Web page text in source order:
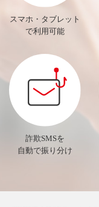
スマホ・タブレット
で利用可能
詐欺SMSを
自動で振り分け